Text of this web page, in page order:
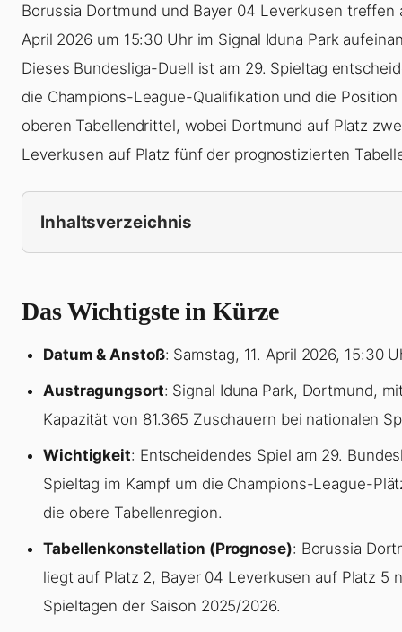
Borussia Dortmund und Bayer 04 Leverkusen treffen
April 2026 um 15:30 Uhr im Signal Iduna Park
Dieses Bundesliga-Duell ist am 29. Spieltag
die Champions-League-Qualifikation und die Position
oberen Tabellendrittel, wobei Dortmund auf Platz
Leverkusen auf Platz fünf der prognostizierten
Inhaltsverzeichnis
Das Wichtigste in Kürze
Datum & Anstoß: Samstag, 11. April 2026, 15:30
Austragungsort: Signal Iduna Park, Dortmund,
Kapazität von 81.365 Zuschauern bei nationalen
Wichtigkeit: Entscheidendes Spiel am 29.
Spieltag im Kampf um die Champions-League-
die obere Tabellenregion.
Tabellenkonstellation (Prognose): Borussia
liegt auf Platz 2, Bayer 04 Leverkusen auf Platz 5
Spieltagen der Saison 2025/2026.